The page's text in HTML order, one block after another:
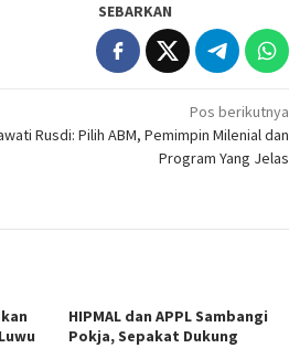
SEBARKAN
Pos berikutnya
Rusdi: Pilih ABM, Pemimpin Milenial dan
Program Yang Jelas
HIPMAL dan APPL Sambangi
Pokja, Sepakat Dukung